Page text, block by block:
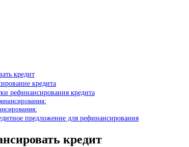
кредит
кредита
рефинансирования кредита
предложение для рефинансирования
кредит